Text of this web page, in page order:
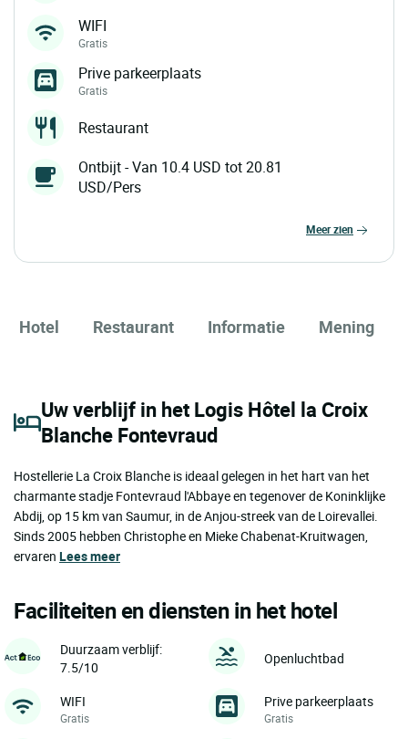
WIFI
Gratis
Prive parkeerplaats
Gratis
Restaurant
Ontbijt - Van 10.4 USD tot 20.81
USD/Pers
meer zien
Hotel Restaurant Informatie Mening
Uw verblijf in het Logis Hôtel la Croix
Blanche Fontevraud
Hostellerie La Croix Blanche is ideaal gelegen in het hart van het
charmante stadje Fontevraud l'Abbaye en tegenover de Koninklijke
Abdij, op 15 km van Saumur, in de Anjou-streek van de Loirevallei.
Sinds 2005 hebben Christophe en Mieke Chabenat-Kruitwagen,
ervaren Lees meer
Faciliteiten en diensten in het hotel
Duurzaam verblijf:
7.5/10
Openluchtbad
WIFI
Gratis
Prive parkeerplaats
Gratis